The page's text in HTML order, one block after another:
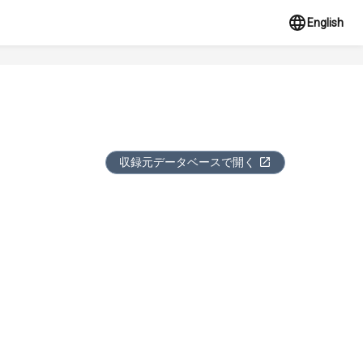
English
収録元データベースで開く